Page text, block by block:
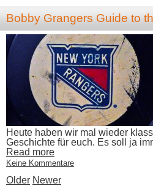
Bobby Grangers Guide to
Heute haben wir mal wieder
Geschichte für euch. Es soll ja
Read more
Keine Kommentare
Older Newer